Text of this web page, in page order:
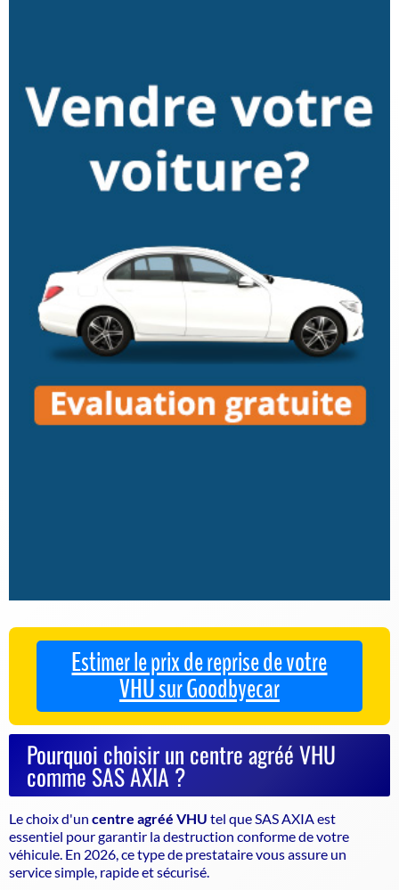
Estimer le prix de reprise de votre
VHU sur Goodbyecar
Pourquoi choisir un centre agréé VHU
comme SAS AXIA ?
Le choix d'un centre agréé VHU tel que SAS AXIA est
essentiel pour garantir ladestruction conformede votre
véhicule. En 2026, ce type de prestataire vous assure un
service simple, rapide et sécurisé.